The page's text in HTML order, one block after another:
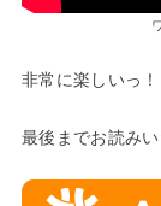
非常に楽しいっ！
最後までお読み